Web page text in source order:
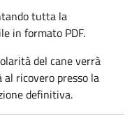
tutta la
in formato PDF.
del cane verrà
al ricovero presso la
definitiva.